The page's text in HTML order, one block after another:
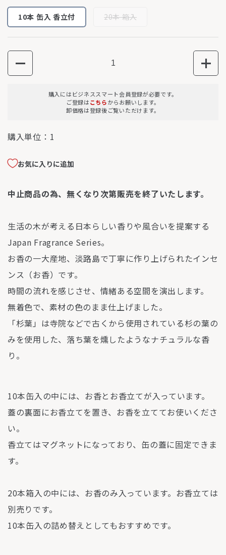
10本 缶入 香立付 20本 箱入
数量
購入にはビジネススマート会員登録が必要です。
ご登録はこちらからお願いします。
卸価格は登録後ご覧いただけます。
購入単位： 1
お気に入りに追加
中止商品の為、無くなり次第販売を終了いたします。
⽣活の⽊が考える⽇本らしい⾹りや⾵合いを提案する
Japan Fragrance Series。
お香の⼀⼤産地、淡路島で丁寧に作り上げられたインセ
ンス（お香）です。
時間の流れを感じさせ、情緒ある空間を演出します。
無着⾊で、素材の⾊のまま仕上げました。
「杉葉」は寺院などで古くから使⽤されている杉の葉の
みを使⽤した、落ち葉を燻したようなナチュラルな⾹
り。
10本缶入の中には、お香とお香立てが入っています。
蓋の裏面にお香立てを置き、お香を立ててお使いくださ
い。
香立てはマグネットになっており、缶の蓋に固定できま
す。
20本箱入の中には、お香のみ入っています。お香立ては
別売りです。
10本缶入の詰め替えとしてもおすすめです。